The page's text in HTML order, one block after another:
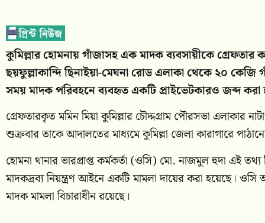
কুমিল্লার হোমনায় গাঁজাসহ এক মাদক ব্যবসায়ীকে গ্রেফতার
ছয়ফুল্লাকান্দি ছিনাইয়া-মেঘনা রোড এলাকা থেকে ২০
সময় মাদক পরিবহনে ব্যবহৃত একটি প্রাইভেটকারও জব্দ করা
গ্রেফতারকৃত মমিন মিয়া কুমিল্লার চৌদ্দগ্রাম পৌরসভা এলাকার
শুক্রবার তাকে আদালতের মাধ্যমে কুমিল্লা জেলা কারাগারে
হোমনা থানার ভারপ্রাপ্ত কর্মকর্তা (ওসি) মো. নাজমুল হুদা এই
মাদকদ্রব্য নিয়ন্ত্রণ আইনে একটি মামলা দায়ের করা হয়েছে।
মাদক মামলা বিচারাধীন রয়েছে।